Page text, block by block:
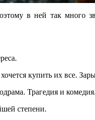
в ней так много
купить их все.
Трагедия и
степени.